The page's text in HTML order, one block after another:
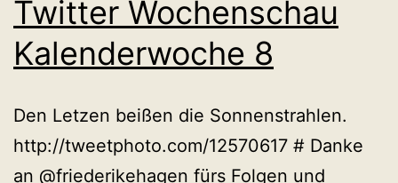
Twitter Wochenschau
Kalenderwoche 8
Den Letzen beißen die Sonnenstrahlen.
http://tweetphoto.com/12570617 # Danke
an @friederikehagen fürs Folgen und